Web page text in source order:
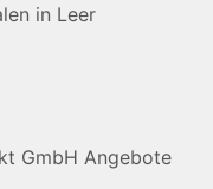
in Leer
GmbH Angebote